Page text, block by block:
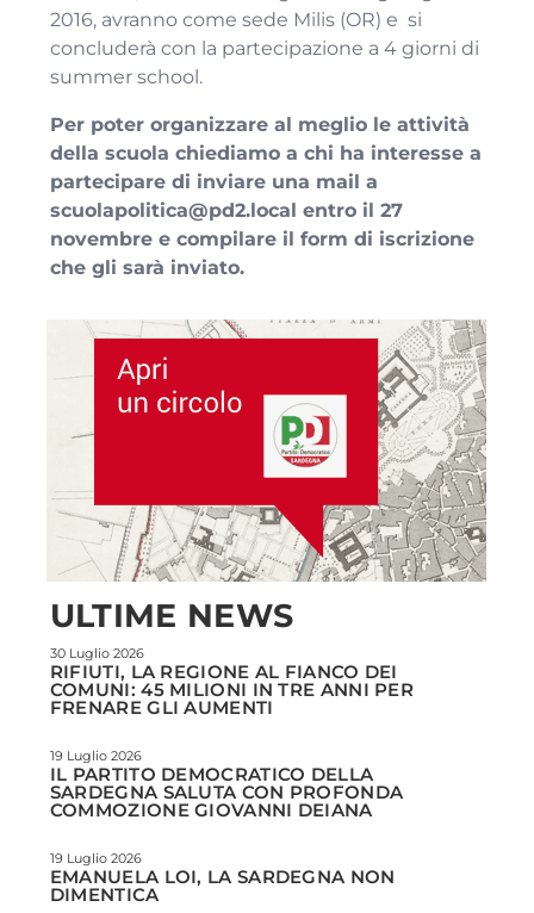
2016, avranno come sede Milis (OR) e si
concluderà con la partecipazione a 4 giorni di
summer school.
Per poter organizzare al meglio le attività
della scuola chiediamo a chi ha interesse a
partecipare di inviare una mail a
scuolapolitica@pd2.local entro il 27
novembre e compilare il form di iscrizione
che gli sarà inviato.
ULTIME NEWS
30 Luglio 2026
RIFIUTI, LA REGIONE AL FIANCO DEI
COMUNI: 45 MILIONI IN TRE ANNI PER
FRENARE GLI AUMENTI
19 Luglio 2026
IL PARTITO DEMOCRATICO DELLA
SARDEGNA SALUTA CON PROFONDA
COMMOZIONE GIOVANNI DEIANA
19 Luglio 2026
EMANUELA LOI, LA SARDEGNA NON
DIMENTICA